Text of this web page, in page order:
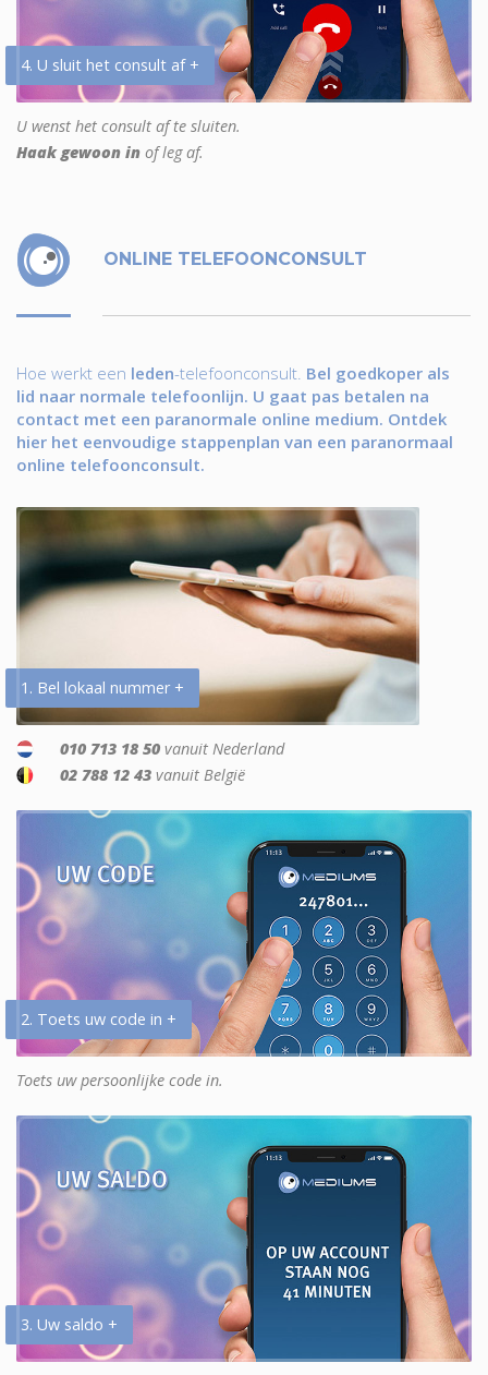
4. U sluit het consult af +
U wenst het consult af te sluiten.
Haak gewoon in of leg af.
ONLINE TELEFOONCONSULT
Hoe werkt een leden-telefoonconsult. Bel goedkoper als
lid naar normale telefoonlijn. U gaat pas betalen na
contact met een paranormale online medium. Ontdek
hier het eenvoudige stappenplan van een paranormaal
online telefoonconsult.
1. Bel lokaal nummer +
010 713 18 50 vanuit Nederland
02 788 12 43 vanuit België
2. Toets uw code in +
Toets uw persoonlijke code in.
3. Uw saldo +